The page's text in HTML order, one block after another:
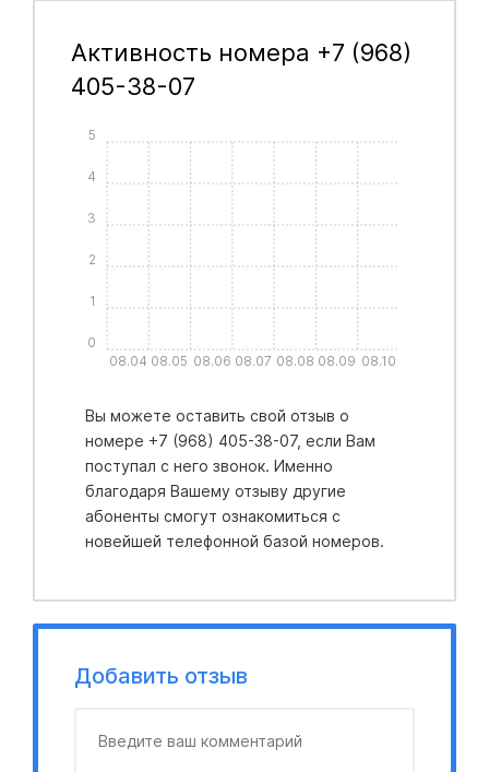
Активность номера +7 (968)
405-38-07
08.04 08.05 08.06 08.07 08.08 08.09 08.10
0
1
2
3
4
5
Вы можете оставить свой отзыв о
номере +7 (968) 405-38-07, если Вам
поступал с него звонок. Именно
благодаря Вашему отзыву другие
абоненты смогут ознакомиться с
новейшей телефонной базой номеров.
Добавить отзыв